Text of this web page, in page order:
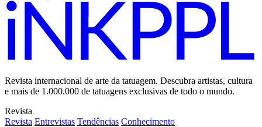
Revista internacional de arte da tatuagem. Descubra artistas, cultura
e mais de 1.000.000 de tatuagens exclusivas de todo o mundo.
Revista
Revista Entrevistas Tendências Conhecimento